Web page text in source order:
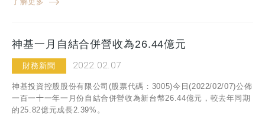
神基一月自結合併營收為26.44億元
財務新聞 2022.02.07
神基投資控股股份有限公司(股票代碼：3005)今日(2022/02/07)公佈
一百一十一年一月份自結合併營收為新台幣26.44億元，較去年同期
的25.82億元成長2.39%。